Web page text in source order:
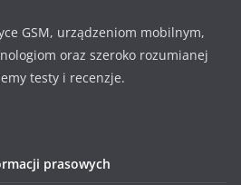
GSM, urządzeniom mobilnym,
oraz szeroko rozumianej
testy i recenzje.
prasowych